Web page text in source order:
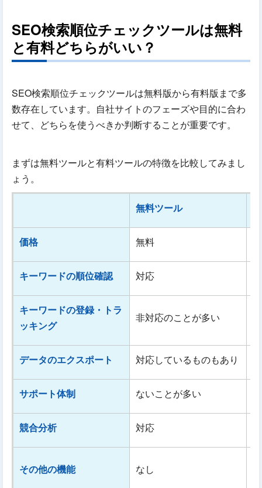
SEO検索順位チェックツールは無料
と有料どちらがいい？
SEO検索順位チェックツールは無料版から有料版まで多
数存在しています。自社サイトのフェーズや目的に合わ
せて、どちらを使うべきか判断することが重要です。
まずは無料ツールと有料ツールの特徴を比較してみまし
ょう。
無料ツール
価格 無料
キーワードの順位確認 対応
キーワードの登録・トラ
ッキング
非対応のことが多い
データのエクスポート 対応しているものもあり
サポート体制 ないことが多い
競合分析 対応
その他の機能 なし